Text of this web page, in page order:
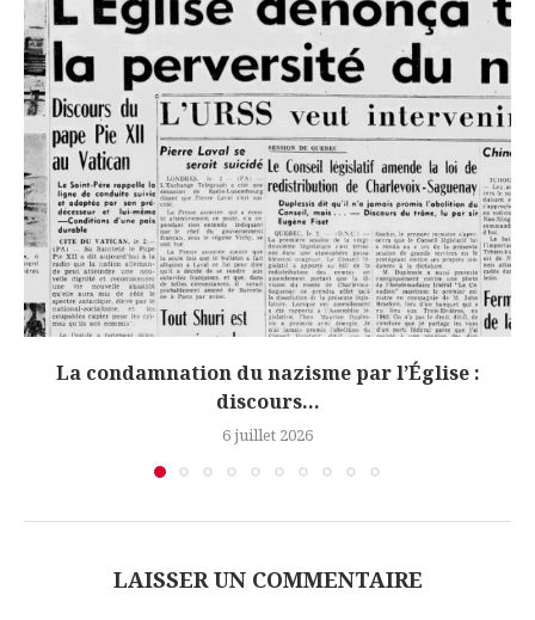
La condamnation du nazisme par l’Église :
discours...
6 juillet 2026
LAISSER UN COMMENTAIRE